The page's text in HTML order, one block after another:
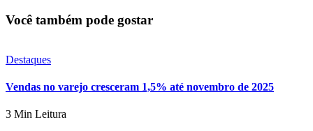
Você também pode gostar
Destaques
Vendas no varejo cresceram 1,5% até novembro de 2025
3 Min Leitura